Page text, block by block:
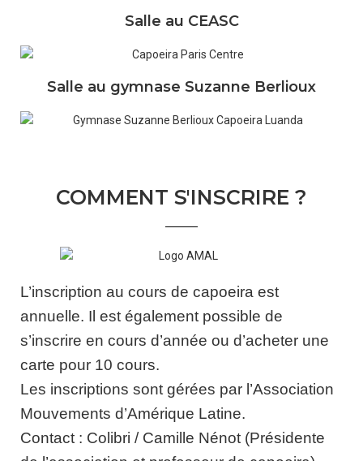
Salle au CEASC
Salle au gymnase Suzanne Berlioux
COMMENT S'INSCRIRE ?
L’inscription au cours de capoeira est
annuelle. Il est également possible de
s’inscrire en cours d’année ou d’acheter une
carte pour 10 cours.
Les inscriptions sont gérées par l’Association
Mouvements d’Amérique Latine.
Contact : Colibri / Camille Nénot (Présidente